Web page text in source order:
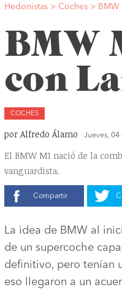
Hedonistas> Coches>
BMW
con
COCHES
por Alfredo Álamo Jueves,
El BMW M1 nació de la
vanguardista.
Compartir
La idea de BMW al
de un supercoche
definitivo, pero tenían
eso llegaron a un